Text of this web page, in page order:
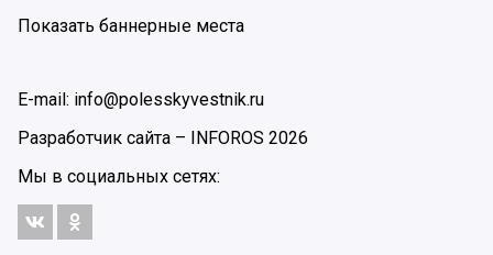
Показать баннерные места
E-mail: info@polesskyvestnik.ru
Разработчик сайта – INFOROS 2026
Мы в социальных сетях: